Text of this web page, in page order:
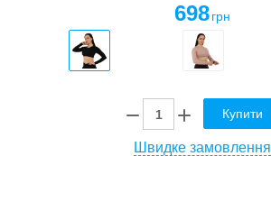
698 грн
Купити
Швидке замовлення